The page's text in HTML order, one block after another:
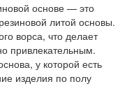
основе — это
литой основы.
ворса, что делает
привлекательным.
у которой есть
изделия по полу